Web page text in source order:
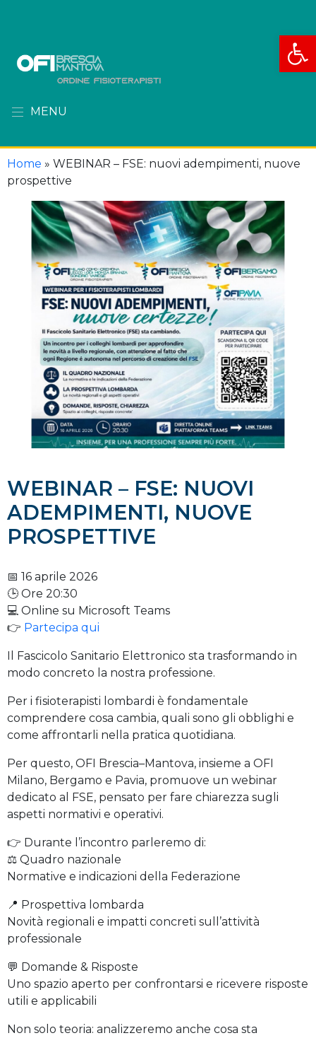
Apri
MENU
Home » WEBINAR – FSE: nuovi adempimenti, nuove
prospettive
WEBINAR – FSE: NUOVI
ADEMPIMENTI, NUOVE
PROSPETTIVE
📅 16 aprile 2026
🕒 Ore 20:30
💻 Online su Microsoft Teams
👉 Partecipa qui
Il Fascicolo Sanitario Elettronico sta trasformando in
modo concreto la nostra professione.
Per i fisioterapisti lombardi è fondamentale
comprendere cosa cambia, quali sono gli obblighi e
come affrontarli nella pratica quotidiana.
Per questo, OFI Brescia–Mantova, insieme a OFI
Milano, Bergamo e Pavia, promuove un webinar
dedicato al FSE, pensato per fare chiarezza sugli
aspetti normativi e operativi.
👉 Durante l’incontro parleremo di:
⚖️ Quadro nazionale
Normative e indicazioni della Federazione
📍 Prospettiva lombarda
Novità regionali e impatti concreti sull’attività
professionale
💬 Domande & Risposte
Uno spazio aperto per confrontarsi e ricevere risposte
utili e applicabili
Non solo teoria: analizzeremo anche cosa sta